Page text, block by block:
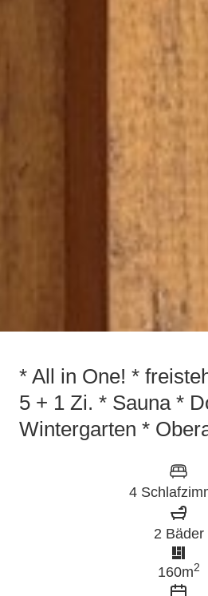
* All in One! *
5 + 1 Zi. * Sauna *
Wintergarten *
4
2 Bäder
160m2